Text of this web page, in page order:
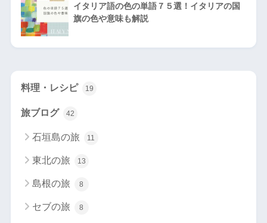
イタリア語の色の単語７５選！イタリアの国
旗の色や意味も解説
料理・レシピ 19
旅ブログ 42
石垣島の旅 11
東北の旅 13
島根の旅 8
セブの旅 8